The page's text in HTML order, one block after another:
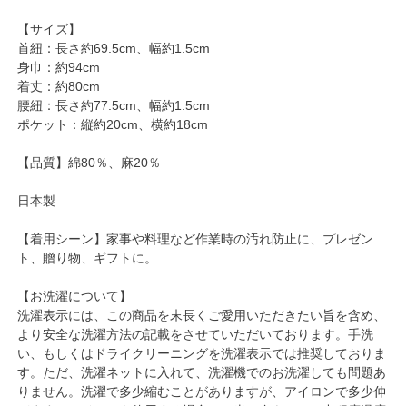
【サイズ】
首紐：長さ約69.5cm、幅約1.5cm
身巾：約94cm
着丈：約80cm
腰紐：長さ約77.5cm、幅約1.5cm
ポケット：縦約20cm、横約18cm
【品質】綿80％、麻20％
日本製
【着用シーン】家事や料理など作業時の汚れ防止に、プレゼン
ト、贈り物、ギフトに。
【お洗濯について】
洗濯表示には、この商品を末長くご愛用いただきたい旨を含め、
より安全な洗濯方法の記載をさせていただいております。手洗
い、もしくはドライクリーニングを洗濯表示では推奨しておりま
す。ただ、洗濯ネットに入れて、洗濯機でのお洗濯しても問題あ
りません。洗濯で多少縮むことがありますが、アイロンで多少伸